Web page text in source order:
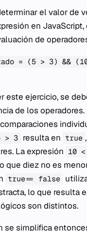
el valor de
en
de
= (5 > 3) &&
este ejercicio, se
de los operadores.
> 3 resulta en true
La expresión 10
que diez no es
true == false
lo que resulta
son distintos.
se simplifica